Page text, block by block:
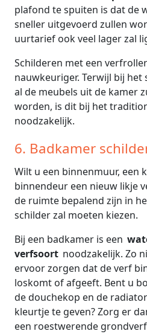
plafond te spuiten is dat de
sneller uitgevoerd zullen
uurtarief ook veel lager zal
Schilderen met een
nauwkeuriger. Terwijl bij
al de meubels uit de kamer
worden, is dit bij het
noodzakelijk.
6. Badkamer
Wilt u een binnenmuur, een
binnendeur een nieuw likje
de ruimte bepalend zijn in
schilder zal moeten kiezen.
Bij een badkamer is een
verfsoort noodzakelijk. Zo
ervoor zorgen dat de verf
loskomt of afgeeft. Bent u
de douchekop en de
kleurtje te geven? Zorg er
een roestwerende